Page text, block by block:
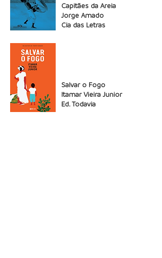
Capitães da Areia
Jorge Amado
Cia das Letras
Salvar o Fogo
Itamar Vieira Junior
Ed. Todavia